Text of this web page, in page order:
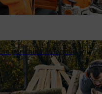
panchina in legno